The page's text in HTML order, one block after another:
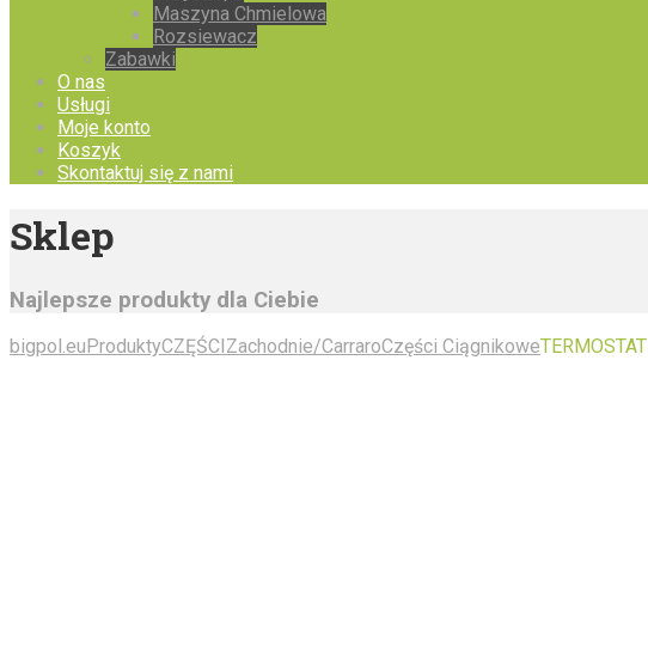
Maszyna Chmielowa
Rozsiewacz
Zabawki
O nas
Usługi
Moje konto
Koszyk
Skontaktuj się z nami
Sklep
Najlepsze produkty dla Ciebie
bigpol.eu ProduktyCZĘŚCI Zachodnie/CarraroCzęści CiągnikoweTERMOSTAT